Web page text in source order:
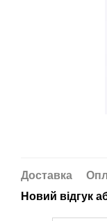
Доставка
Новий відгук